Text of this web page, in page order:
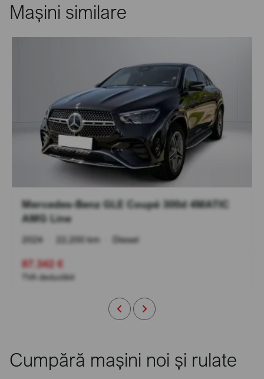
Mașini similare
Mercedes-Benz GLE Coupé 300d 4MATIC
AMG Line
2024 22.200 km Diesel
87.342 €
TVA deductibil
Cumpără mașini noi și rulate